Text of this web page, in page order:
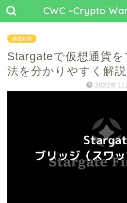
CWC ~Crypto
基礎知識
Stargateで仮想通貨
法を分かりやすく解説
2022年11